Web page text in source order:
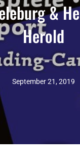
&
Herold
September 21, 2019